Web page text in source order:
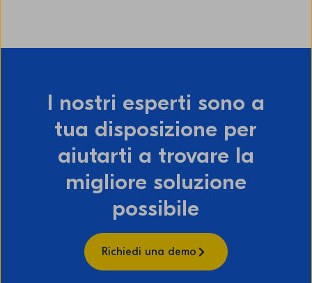
I nostri esperti sono a
tua disposizione per
aiutarti a trovare la
migliore soluzione
possibile
Richiedi una demo